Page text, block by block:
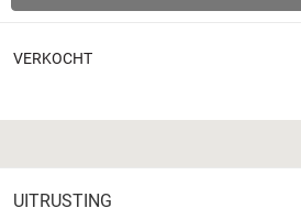
VERKOCHT
UITRUSTING